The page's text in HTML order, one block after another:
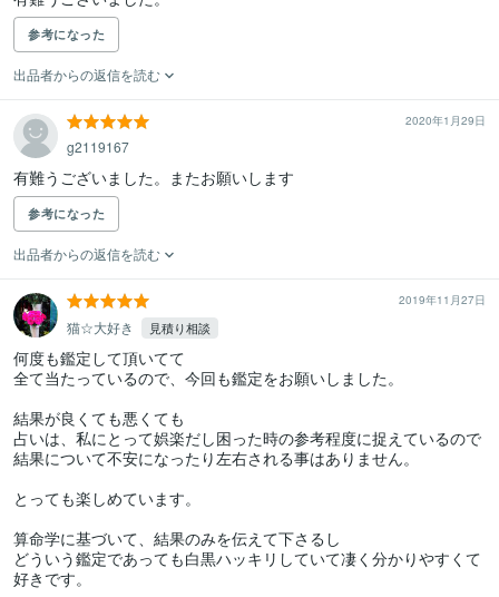
参考になった
出品者からの返信を読む
2020年1月29日
g2119167
有難うございました。またお願いします
参考になった
出品者からの返信を読む
2019年11月27日
猫☆大好き 見積り相談
何度も鑑定して頂いてて
全て当たっているので、今回も鑑定をお願いしました。
結果が良くても悪くても
占いは、私にとって娯楽だし困った時の参考程度に捉えているので
結果について不安になったり左右される事はありません。
とっても楽しめています。
算命学に基づいて、結果のみを伝えて下さるし
どういう鑑定であっても白黒ハッキリしていて凄く分かりやすくて
好きです。